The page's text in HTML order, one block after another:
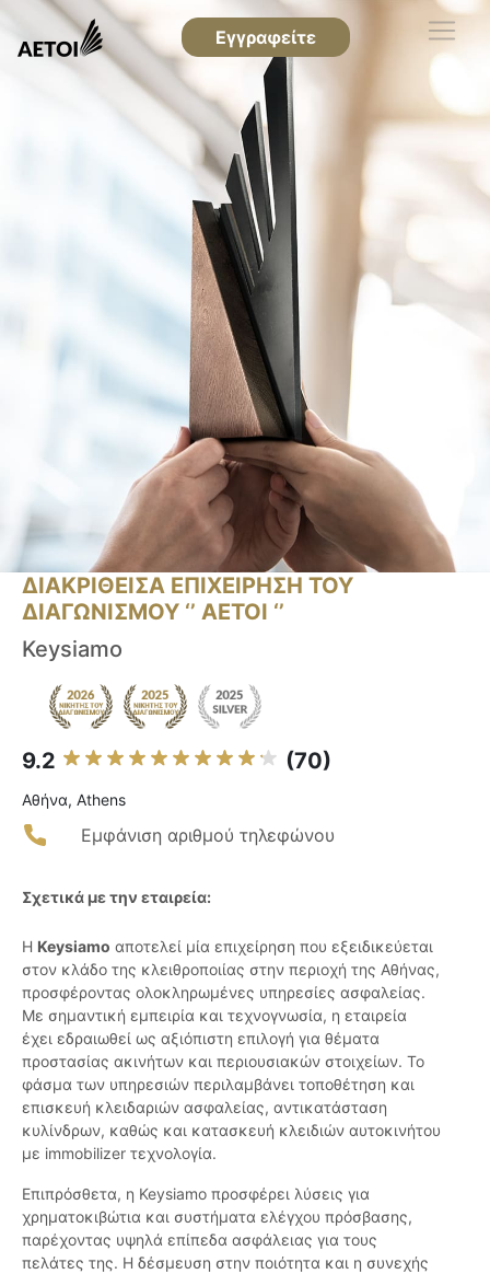
Εγγραφείτε
ΔΙΑΚΡΙΘΕΙΣΑ ΕΠΙΧΕΙΡΗΣΗ ΤΟΥ
ΔΙΑΓΩΝΙΣΜΟΥ ‘’ ΑΕΤΟΙ ‘’
Keysiamo
9.2 (70)
Αθήνα, Athens
Εμφάνιση αριθμού τηλεφώνου
Σχετικά με την εταιρεία:
Η Keysiamo αποτελεί μία επιχείρηση που εξειδικεύεται
στον κλάδο της κλειθροποιίας στην περιοχή της Αθήνας,
προσφέροντας ολοκληρωμένες υπηρεσίες ασφαλείας.
Με σημαντική εμπειρία και τεχνογνωσία, η εταιρεία
έχει εδραιωθεί ως αξιόπιστη επιλογή για θέματα
προστασίας ακινήτων και περιουσιακών στοιχείων. Το
φάσμα των υπηρεσιών περιλαμβάνει τοποθέτηση και
επισκευή κλειδαριών ασφαλείας, αντικατάσταση
κυλίνδρων, καθώς και κατασκευή κλειδιών αυτοκινήτου
με immobilizer τεχνολογία.
Επιπρόσθετα, η Keysiamo προσφέρει λύσεις για
χρηματοκιβώτια και συστήματα ελέγχου πρόσβασης,
παρέχοντας υψηλά επίπεδα ασφάλειας για τους
πελάτες της. Η δέσμευση στην ποιότητα και η συνεχής